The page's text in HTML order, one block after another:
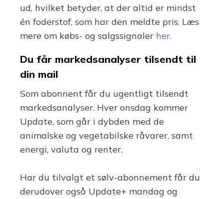
ud, hvilket betyder, at der altid er mindst
én foderstof, som har den meldte pris. Læs
mere om købs- og salgssignaler her.
Du får markedsanalyser tilsendt til
din mail
Som abonnent får du ugentligt tilsendt
markedsanalyser. Hver onsdag kommer
Update, som går i dybden med de
animalske og vegetabilske råvarer, samt
energi, valuta og renter.
Har du tilvalgt et sølv-abonnement får du
derudover også Update+ mandag og